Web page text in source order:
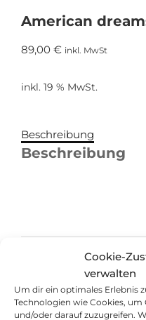
Cookie-
verwalten
Um dir ein optimales Erlebnis
Technologien wie Cookies,
und/oder darauf zuzugreifen.
American
89,00 € inkl. MwSt
inkl. 19 % MwSt.
Beschreibung
Beschreibung
Es ist ganz einfach,
Wähle die Anzahl der
Bestell-Button.